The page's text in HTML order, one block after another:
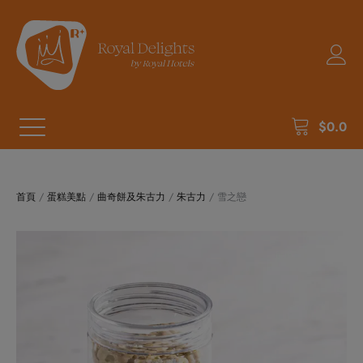
$0.0
首頁 / 蛋糕美點 / 曲奇餅及朱古力 / 朱古力 / 雪之戀